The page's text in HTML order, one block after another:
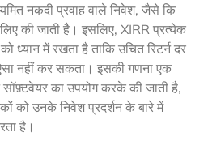
नकदी प्रवाह वाले निवेश, जैसे कि
की जाती है। इसलिए, XIRR प्रत्येक
ध्यान में रखता है ताकि उचित रिटर्न दर
नहीं कर सकता। इसकी गणना एक
का उपयोग करके की जाती है,
को उनके निवेश प्रदर्शन के बारे में
है।